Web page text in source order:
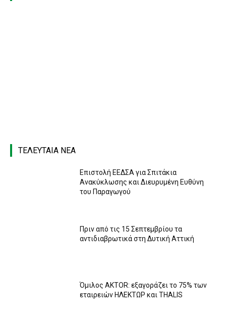
ΤΕΛΕΥΤΑΙΑ ΝΕΑ
Επιστολή ΕΕΔΣΑ για Σπιτάκια
Ανακύκλωσης και Διευρυμένη Ευθύνη
του Παραγωγού
Πριν από τις 15 Σεπτεμβρίου τα
αντιδιαβρωτικά στη Δυτική Αττική
Όμιλος AKTOR: εξαγοράζει το 75% των
εταιρειών ΗΛΕΚΤΩΡ και THALIS